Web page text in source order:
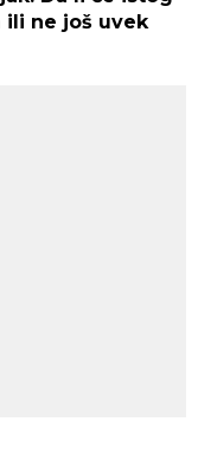
ili ne još uvek